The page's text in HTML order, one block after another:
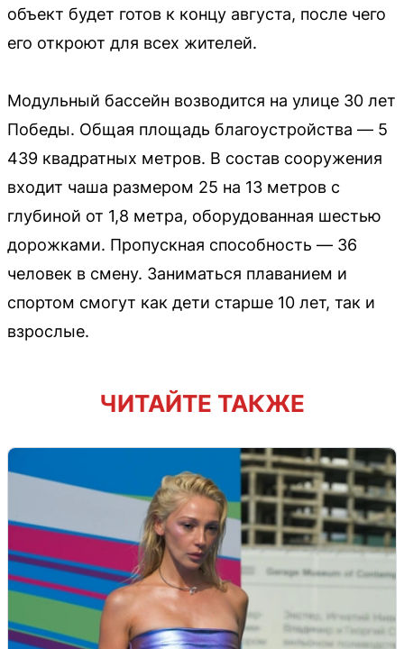
объект будет готов к концу августа, после чего
его откроют для всех жителей.
Модульный бассейн возводится на улице 30 лет
Победы. Общая площадь благоустройства — 5
439 квадратных метров. В состав сооружения
входит чаша размером 25 на 13 метров с
глубиной от 1,8 метра, оборудованная шестью
дорожками. Пропускная способность — 36
человек в смену. Заниматься плаванием и
спортом смогут как дети старше 10 лет, так и
взрослые.
ЧИТАЙТЕ ТАКЖЕ